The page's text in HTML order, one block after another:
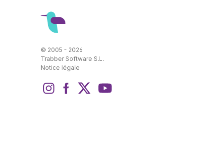
© 2005 - 2026
Trabber Software S.L.
Notice légale